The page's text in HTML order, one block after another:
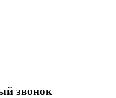
звонок